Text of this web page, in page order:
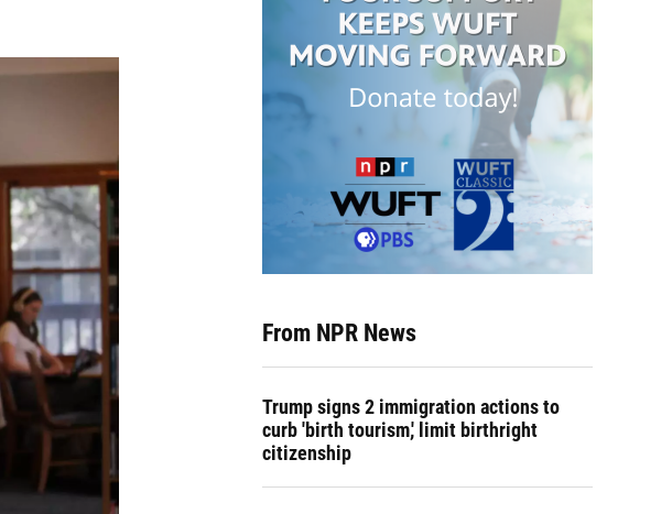
From NPR News
Trump signs 2 immigration actions to
curb 'birth tourism,' limit birthright
citizenship